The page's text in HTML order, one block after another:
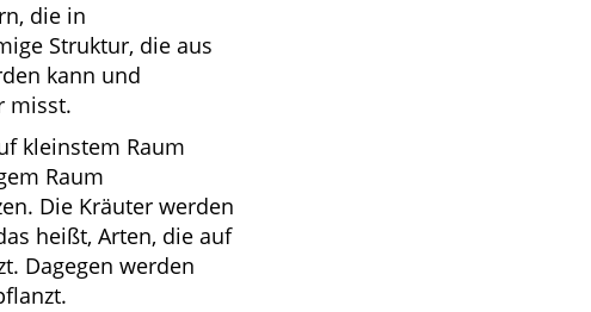
die in
Struktur, die aus
kann und
misst.
kleinstem Raum
Raum
Die Kräuter werden
heißt, Arten, die auf
Dagegen werden